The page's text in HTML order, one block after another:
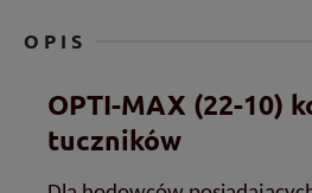
OPIS
OPTI-MAX (22-10)
tuczników